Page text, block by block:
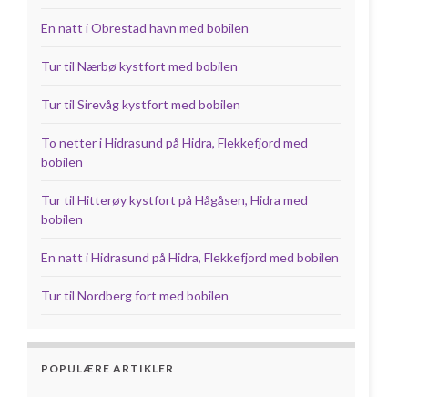
En natt i Obrestad havn med bobilen
Tur til Nærbø kystfort med bobilen
Tur til Sirevåg kystfort med bobilen
To netter i Hidrasund på Hidra, Flekkefjord med
bobilen
Tur til Hitterøy kystfort på Hågåsen, Hidra med
bobilen
En natt i Hidrasund på Hidra, Flekkefjord med bobilen
Tur til Nordberg fort med bobilen
POPULÆRE ARTIKLER